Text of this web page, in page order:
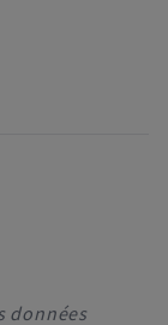
données